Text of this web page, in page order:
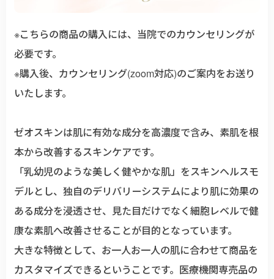
※こちらの商品の購入には、当院でのカウンセリングが
必要です。
※購入後、カウンセリング(zoom対応)のご案内をお送り
いたします。
ゼオスキンは肌に有効な成分を高濃度で含み、素肌を根
本から改善するスキンケアです。
「乳幼児のような美しく健やかな肌」をスキンヘルスモ
デルとし、独自のデリバリーシステムにより肌に効果の
ある成分を浸透させ、見た目だけでなく細胞レベルで健
康な素肌へ改善させることが目的となっています。
大きな特徴として、お一人お一人の肌に合わせて商品を
カスタマイズできるということです。医療機関専売品の